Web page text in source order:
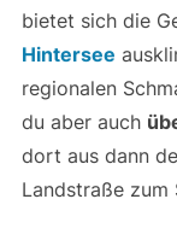
bietet sich die
Hintersee
regionalen
du aber auch
dort aus dann
Landstraße zum